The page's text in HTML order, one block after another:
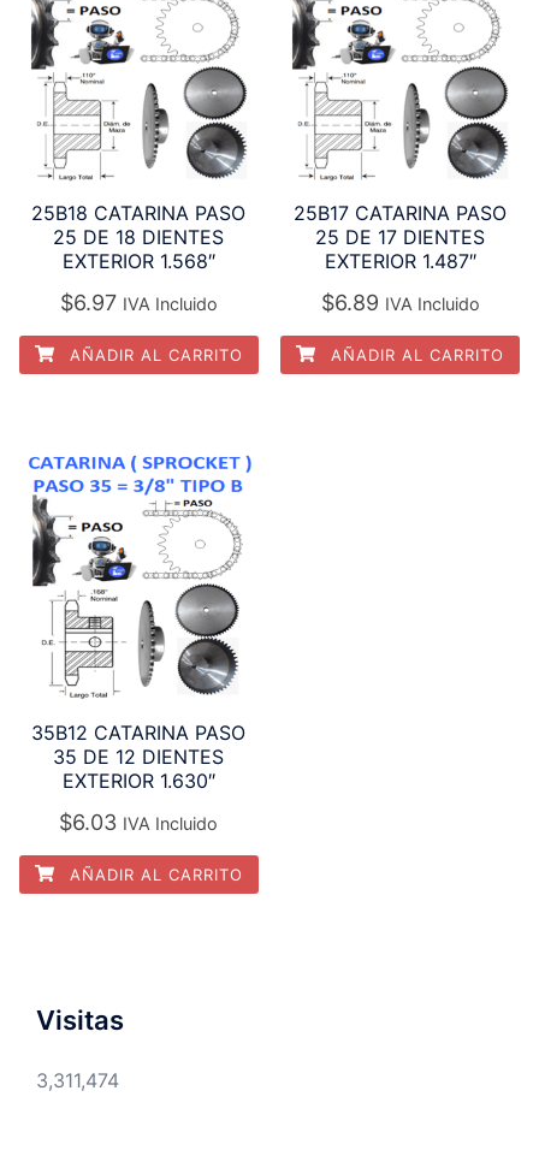
25B18 CATARINA PASO
25 DE 18 DIENTES
EXTERIOR 1.568″
$6.97 IVA Incluido
AÑADIR AL CARRITO
25B17 CATARINA PASO
25 DE 17 DIENTES
EXTERIOR 1.487″
$6.89 IVA Incluido
AÑADIR AL CARRITO
35B12 CATARINA PASO
35 DE 12 DIENTES
EXTERIOR 1.630″
$6.03 IVA Incluido
AÑADIR AL CARRITO
Visitas
3,311,474